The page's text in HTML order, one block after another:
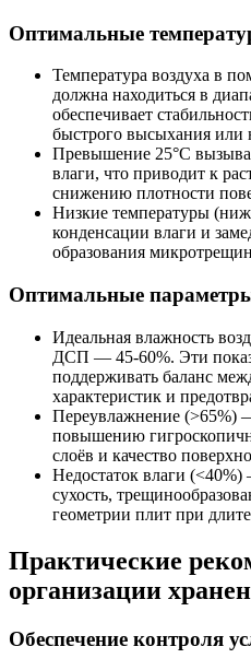
Оптимальные
Температура воздуха в
должна находиться в
обеспечивает
быстрого высыхания или
Превышение 25°C
влаги, что приводит к
снижению плотности
Низкие температуры
конденсации влаги и
образования
Оптимальные
Идеальная влажность
ДСП — 45-60%. Эти
поддерживать баланс
характеристик и
Переувлажнение (>65%)
повышению
слоёв и качество
Недостаток влаги
сухость,
геометрии плит при
Практические
организации
Обеспечение контроля